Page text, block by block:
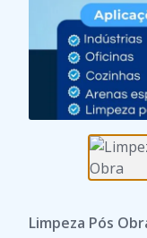
Limpeza Pós